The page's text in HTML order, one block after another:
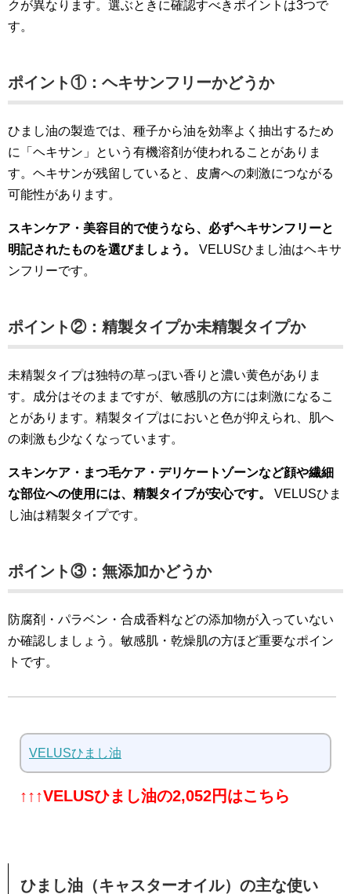
クが異なります。選ぶときに確認すべきポイントは3つで
す。
ポイント①：ヘキサンフリーかどうか
ひまし油の製造では、種子から油を効率よく抽出するため
に「ヘキサン」という有機溶剤が使われることがありま
す。ヘキサンが残留していると、皮膚への刺激につながる
可能性があります。
スキンケア・美容目的で使うなら、必ずヘキサンフリーと
明記されたものを選びましょう。
VELUSひまし油はヘキサ
ンフリーです。
ポイント②：精製タイプか未精製タイプか
未精製タイプは独特の草っぽい香りと濃い黄色がありま
す。成分はそのままですが、敏感肌の方には刺激になるこ
とがあります。精製タイプはにおいと色が抑えられ、肌へ
の刺激も少なくなっています。
スキンケア・まつ毛ケア・デリケートゾーンなど顔や繊細
な部位への使用には、精製タイプが安心です。
VELUSひま
し油は精製タイプです。
ポイント③：無添加かどうか
防腐剤・パラベン・合成香料などの添加物が入っていない
か確認しましょう。敏感肌・乾燥肌の方ほど重要なポイン
トです。
VELUSひまし油
↑↑↑VELUSひまし油の2,052円はこちら
ひまし油（キャスターオイル）の主な使い